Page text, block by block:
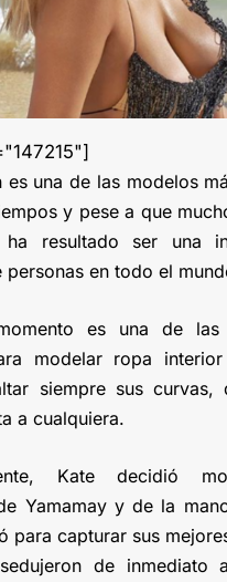
es una de las modelos
y pese a que
resultado ser una
personas en todo el
es una de las
modelar ropa
siempre sus curvas,
a cualquiera.
Kate decidió
Yamamay y de la
para capturar sus
de inmediato